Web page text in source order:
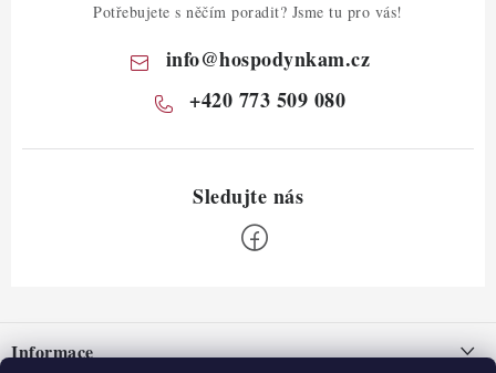
Potřebujete s něčím poradit? Jsme tu pro vás!
info@hospodynkam.cz
+420 773 509 080
pInformace